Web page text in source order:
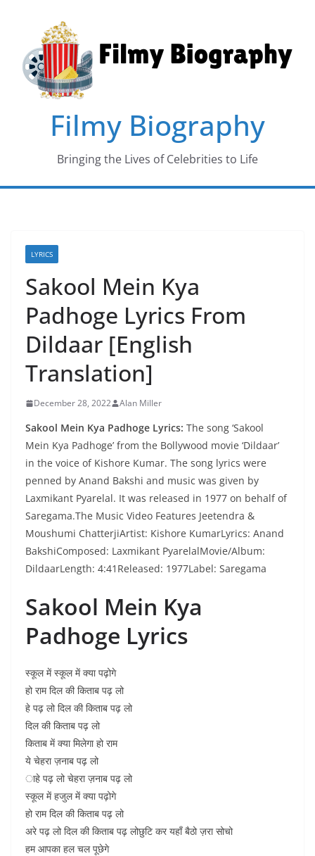
content
Filmy Biography
Bringing the Lives of Celebrities to Life
LYRICS
Sakool Mein Kya
Padhoge Lyrics From
Dildaar [English
Translation]
December 28, 2022 Alan Miller
Sakool Mein Kya Padhoge Lyrics: The song ‘Sakool
Mein Kya Padhoge’ from the Bollywood movie ‘Dildaar’
in the voice of Kishore Kumar. The song lyrics were
penned by Anand Bakshi and music was given by
Laxmikant Pyarelal. It was released in 1977 on behalf of
Saregama.The Music Video Features Jeetendra &
Moushumi ChatterjiArtist: Kishore KumarLyrics: Anand
BakshiComposed: Laxmikant PyarelalMovie/Album:
DildaarLength: 4:41Released: 1977Label: Saregama
Sakool Mein Kya
Padhoge Lyrics
स्कूल में स्कूल में क्या पढ़ोगे
हो राम दिल की किताब पढ़ लो
हे पढ़ लो दिल की किताब पढ़ लो
दिल की किताब पढ़ लो
किताब में क्या मिलेगा हो राम
ये चेहरा ज़नाब पढ़ लो
ाहे पढ़ लो चेहरा ज़नाब पढ़ लो
स्कूल में हजुल में क्या पढ़ोगे
हो राम दिल की किताब पढ़ लो
अरे पढ़ लो दिल की किताब पढ़ लोछुटि कर यहाँ बैठो ज़रा सोचो
हम आपका हल चल पूछेगे